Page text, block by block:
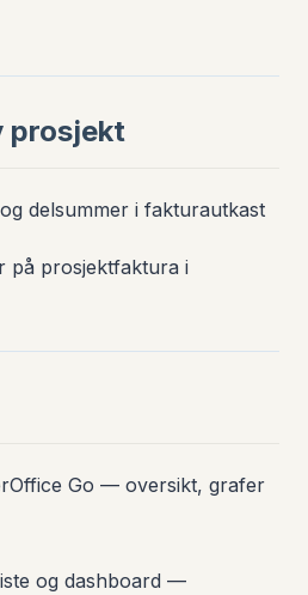
prosjekt
delsummer i fakturautkast
på prosjektfaktura i
Go — oversikt, grafer
og dashboard —